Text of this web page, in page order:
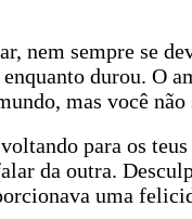
nem sempre se
durou. O
mas você
para os teus
da outra.
uma